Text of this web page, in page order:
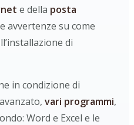
e della posta
avvertenze su come
di
in condizione di
vari programmi,
Word e Excel e le